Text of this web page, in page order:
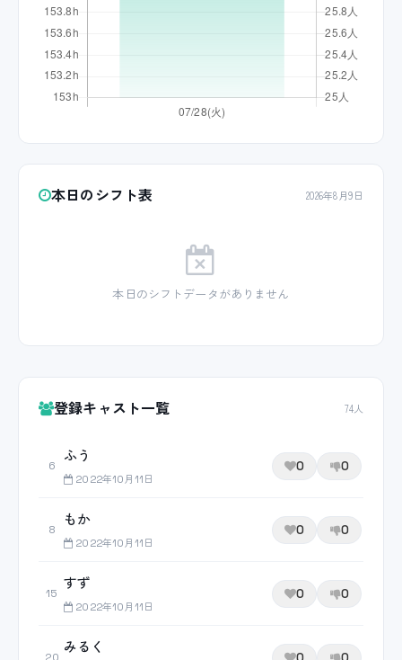
本日のシフト表 2026年8月9日
本日のシフトデータがありません
登録キャスト一覧 74人
6
ふう
2022年10月11日
0 0
8
もか
2022年10月11日
0 0
15
すず
2022年10月11日
0 0
みるく